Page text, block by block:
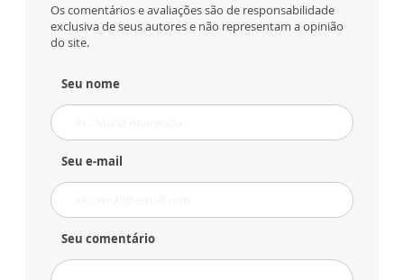
Os comentários e avaliações são de responsabilidade
exclusiva de seus autores e não representam a opinião
do site.
Seu nome
Seu e-mail
Seu comentário